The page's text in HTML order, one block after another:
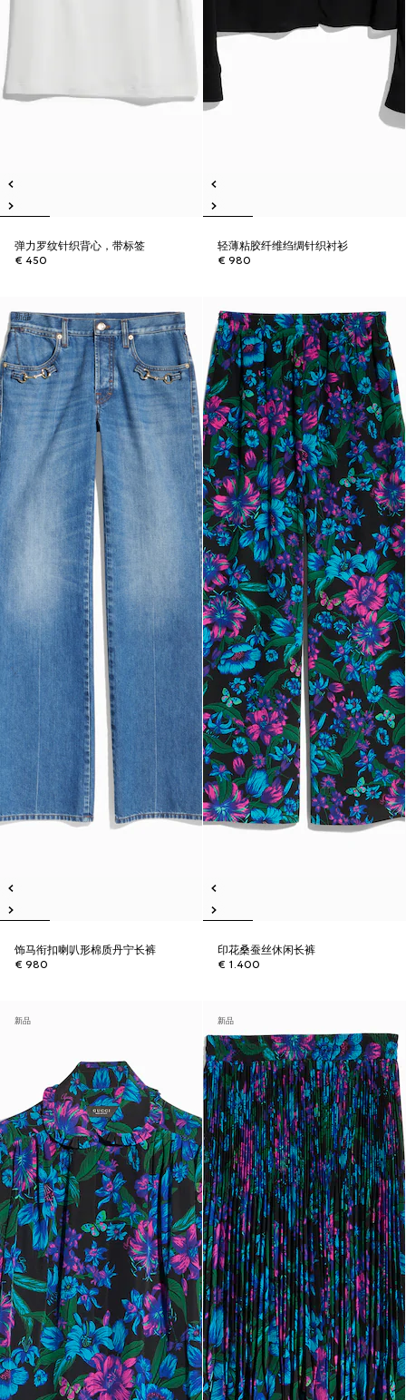
弹力罗纹针织背心，带标签
€ 450
轻薄粘胶纤维绉绸针织衬衫
€ 980
新品
饰马衔扣喇叭形棉质丹宁长裤
€ 980
新品
印花桑蚕丝休闲长裤
€ 1.400
新品 新品